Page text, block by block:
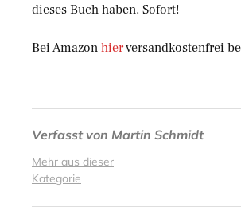
dieses Buch haben. Sofort!
Bei Amazon hierversandkostenfrei
Verfasst von Martin Schmidt
Mehr aus dieser
Kategorie